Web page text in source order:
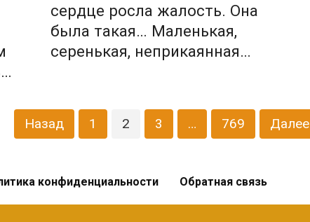
сердце росла жалость. Она
была такая… Маленькая,
серенькая, неприкаянная…
Назад 1 2 3 … 769 Далее
конфиденциальности Обратная связь